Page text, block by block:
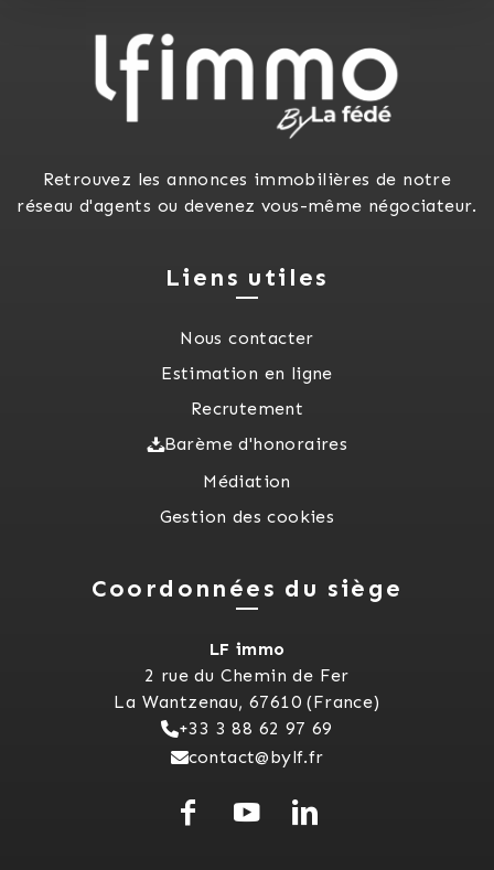
Retrouvez les annonces immobilières de notre
réseau d'agents ou devenez vous-même négociateur.
Liens utiles
Nous contacter
Estimation en ligne
Recrutement
Barème d'honoraires
Médiation
Gestion des cookies
Coordonnées du siège
LF immo
2 rue du Chemin de Fer
La Wantzenau, 67610 (France)
+33 3 88 62 97 69
contact@bylf.fr